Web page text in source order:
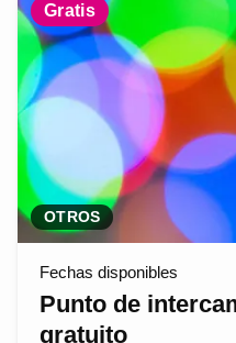
Gratis
OTROS
Fechas disponibles
Punto de
gratuito